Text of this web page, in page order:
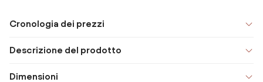
Cronologia dei prezzi
Descrizione del prodotto
Dimensioni